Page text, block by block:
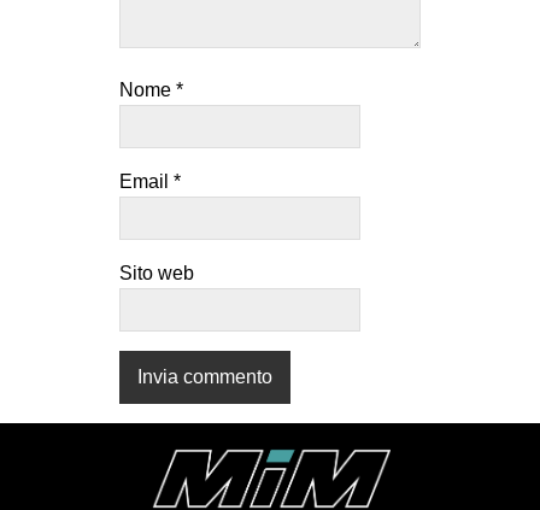
RECENSIONI
AFRICA
AMERICHE
ESTREMO ORIENTE
MEDIO ORIENTE
MONDO
Nome *
Email *
Sito web